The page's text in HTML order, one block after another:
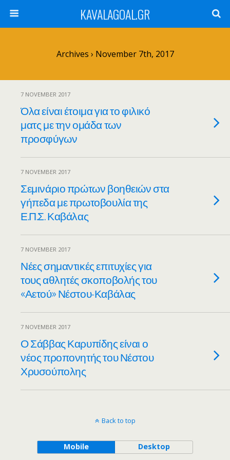
KAVALAGOAL.GR
Archives › November 7th, 2017
7 NOVEMBER 2017
Όλα είναι έτοιμα για το φιλικό
ματς με την ομάδα των
προσφύγων
7 NOVEMBER 2017
Σεμινάριο πρώτων βοηθειών στα
γήπεδα με πρωτοβουλία της
Ε.Π.Σ. Καβάλας
7 NOVEMBER 2017
Νέες σημαντικές επιτυχίες για
τους αθλητές σκοποβολής του
«Αετού» Νέστου-Καβάλας
7 NOVEMBER 2017
Ο Σάββας Καρυπίδης είναι ο
νέος προπονητής του Νέστου
Χρυσούπολης
Back to top
Mobile Desktop